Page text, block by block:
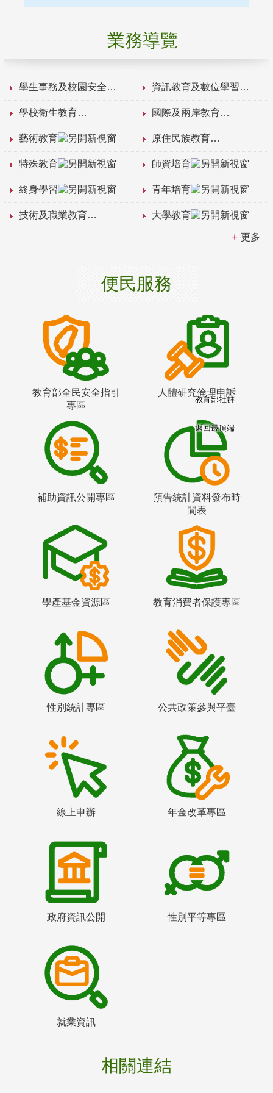
業務導覽
學生事務及校園安全 資訊教育及數位學習
學校衛生教育 國際及兩岸教育
藝術教育 原住民族教育
特殊教育 師資培育
終身學習 青年培育
技術及職業教育 大學教育
更多
便民服務
教育部全民安全指引
專區
人體研究倫理申訴
補助資訊公開專區
預告統計資料發布時
間表
學產基金資源區 教育消費者保護專區
性別統計專區 公共政策參與平臺
線上申辦 年金改革專區
政府資訊公開 性別平等專區
就業資訊
相關連結
教育部社群
返回最頂端